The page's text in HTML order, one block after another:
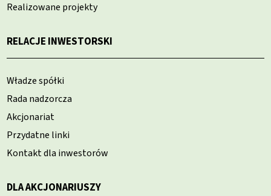
Realizowane projekty
RELACJE INWESTORSKI
Władze spółki
Rada nadzorcza
Akcjonariat
Przydatne linki
Kontakt dla inwestorów
DLA AKCJONARIUSZY